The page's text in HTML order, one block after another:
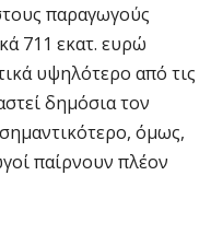
παραγωγούς
711 εκατ. ευρώ
υψηλότερο από τις
δημόσια τον
όμως,
παίρνουν πλέον